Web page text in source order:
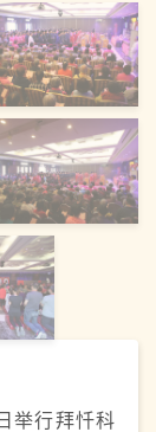
举行拜忏科